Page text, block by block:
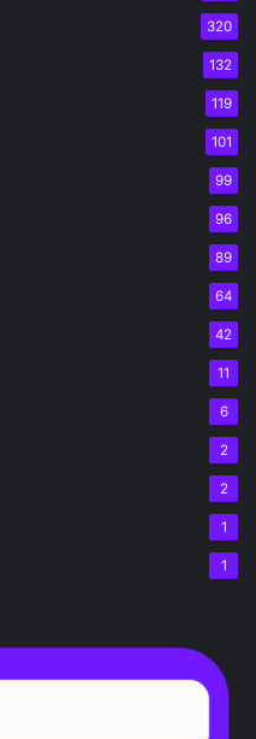
320
132
119
101
99
96
89
64
42
11
6
2
2
1
1